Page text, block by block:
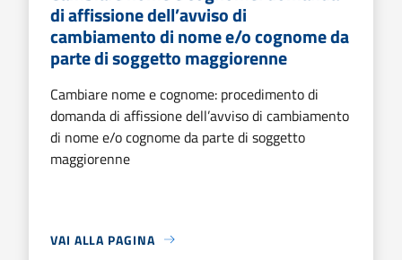
di affissione dell’avviso di
cambiamento di nome e/o cognome da
parte di soggetto maggiorenne
Cambiare nome e cognome: procedimento di
domanda di affissione dell’avviso di cambiamento
di nome e/o cognome da parte di soggetto
maggiorenne
VAI ALLA PAGINA